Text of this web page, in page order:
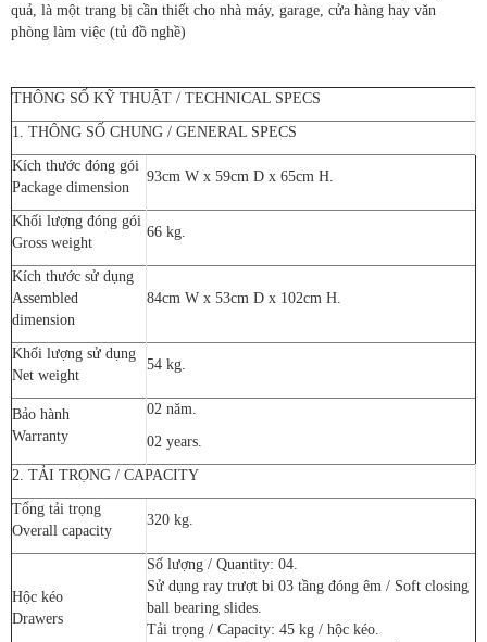
quả, là một trang bị cần thiết cho nhà máy, garage, cửa hàng hay văn
phòng làm việc (tủ đồ nghề)
THÔNG SỐ KỸ THUẬT / TECHNICAL SPECS
1. THÔNG SỐ CHUNG / GENERAL SPECS
Kích thước đóng gói
Package dimension
93cm W x 59cm D x 65cm H.
Khối lượng đóng gói
Gross weight
66 kg.
Kích thước sử dụng
Assembled
dimension
84cm W x 53cm D x 102cm H.
Khối lượng sử dụng
Net weight
54 kg.
Bảo hành
Warranty
02 năm.
02 years.
2. TẢI TRỌNG / CAPACITY
Tổng tải trọng
Overall capacity
320 kg.
Hộc kéo
Drawers
Số lượng / Quantity: 04.
Sử dụng ray trượt bi 03 tầng đóng êm / Soft closing
ball bearing slides.
Tải trọng / Capacity: 45 kg / hộc kéo.